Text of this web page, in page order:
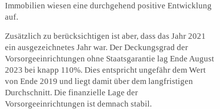
Immobilien wiesen eine durchgehend positive Entwicklung
auf.
Zusätzlich zu berücksichtigen ist aber, dass das Jahr 2021
ein ausgezeichnetes Jahr war. Der Deckungsgrad der
Vorsorgeeinrichtungen ohne Staatsgarantie lag Ende August
2023 bei knapp 110%. Dies entspricht ungefähr dem Wert
von Ende 2019 und liegt damit über dem langfristigen
Durchschnitt. Die finanzielle Lage der
Vorsorgeeinrichtungen ist demnach stabil.